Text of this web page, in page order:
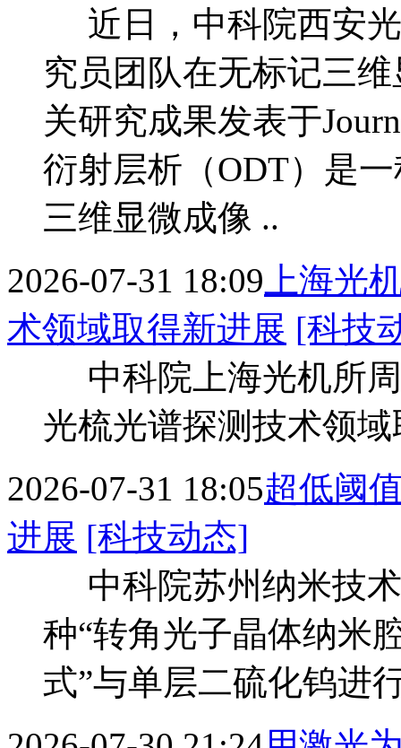
近日，中科院西安
究员团队在无标记三
关研究成果发表于
衍射层析（ODT）是
三维显微成像 ..
2026-07-31 18:09 上海光
术领域取得新进展 [科技
中科院上海光机所
光梳光谱探测技术领
2026-07-31 18:05超低阈
进展 [科技动态]
中科院苏州纳米技
种“转角光子晶体纳米
式”与单层二硫化钨进